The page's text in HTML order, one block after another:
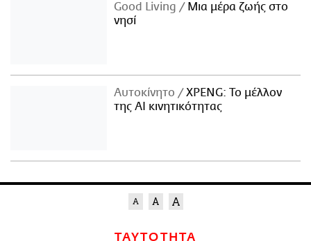
Good Living
Μια μέρα ζωής στο
νησί
Αυτοκίνητο
XPENG: Το μέλλον
της AI κινητικότητας
ΤΑΥΤΟΤΗΤΑ